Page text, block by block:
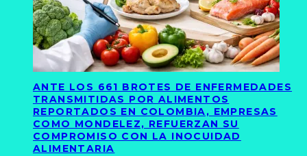
ANTE LOS 661 BROTES DE ENFERMEDADES
TRANSMITIDAS POR ALIMENTOS
REPORTADOS EN COLOMBIA, EMPRESAS
COMO MONDELEZ, REFUERZAN SU
COMPROMISO CON LA INOCUIDAD
ALIMENTARIA